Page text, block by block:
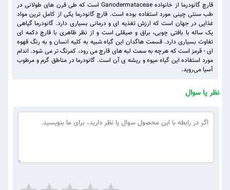
قارچ گانودرما از خانواده Ganodermataceae است که طی قرن های طولانی در
طب سنتی چینی مورد استفاده بوده است. قارچ گانودرما یکی از کامل ترین مواد
غذایی در جهان است که ارزش تغذیه ای و درمانی بسیاری دارد. گانودرما گیاهی
یک ساله با بافتی چوبی، براق و صیقلی است و از نظر ظاهری با قارچ دکمه ای
تفاوت بسیاری دارد. قسمت هاگدان این گیاه شبیه به کلیه انسان و به رنگ قهوه
ای - قرمز است که هرچه به سمت لبه های قارچ می رود، کمرنگ تر می شود. اندام
مورد استفاده این گیاه میوه و ریشه ی آن است. گانودرما در مناطق گرم و مرطوب
آسیا می‌روید.
نظر یا سوال